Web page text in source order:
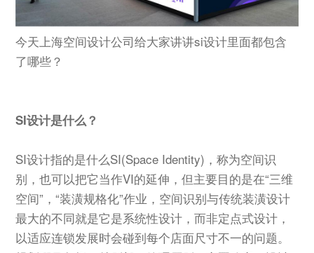
今天上海空间设计公司给大家讲讲si设计里面都包含
了哪些？
SI设计是什么？
SI设计指的是什么SI(Space Identity)，称为空间识
别，也可以把它当作VI的延伸，但主要目的是在“三维
空间”，“装潢规格化”作业，空间识别与传统装潢设计
最大的不同就是它是系统性设计，而非定点式设计，
以适应连锁发展时会碰到每个店面尺寸不一的问题。